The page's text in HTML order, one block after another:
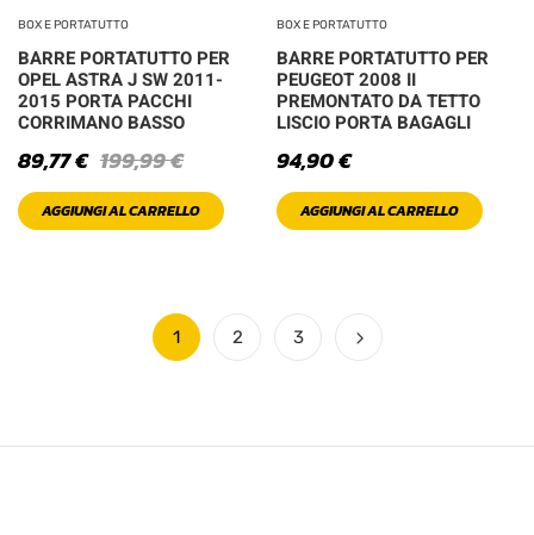
BOX E PORTATUTTO
BARRE PORTATUTTO PER
OPEL ASTRA J SW 2011-
2015 PORTA PACCHI
CORRIMANO BASSO
199,99€
89,77€
AGGIUNGI AL CARRELLO
BOX E PORTATUTTO
BARRE PORTATUTTO PER
PEUGEOT 2008 II
PREMONTATO DA TETTO
LISCIO PORTA BAGAGLI
94,90€
AGGIUNGI AL CARRELLO
1 2 3